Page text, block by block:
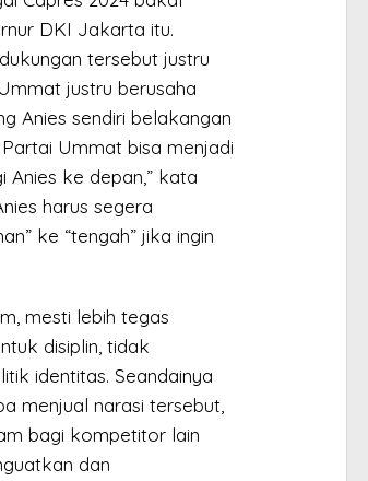
DKI Jakarta itu.
tersebut justru
justru berusaha
Anies sendiri belakangan
Ummat bisa menjadi
ke depan,” kata
harus segera
ke “tengah” jika ingin
mesti lebih tegas
disiplin, tidak
identitas. Seandainya
menjual narasi tersebut,
bagi kompetitor lain
dan